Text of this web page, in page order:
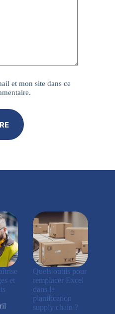
et mon site dans ce
et
Quels outils pour
remplacer Excel
dans la
planification
supply chain ?